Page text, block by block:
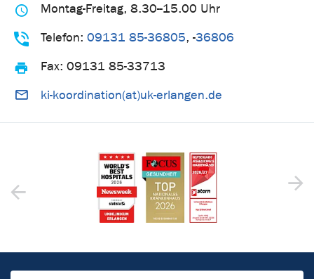
Montag-Freitag, 8.30--15.00 Uhr
Telefon:09131 85-36805, -36806
Fax:09131 85-33713
ki-koordination(at)uk-erlangen.de